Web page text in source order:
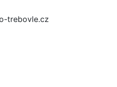
trebovle.cz